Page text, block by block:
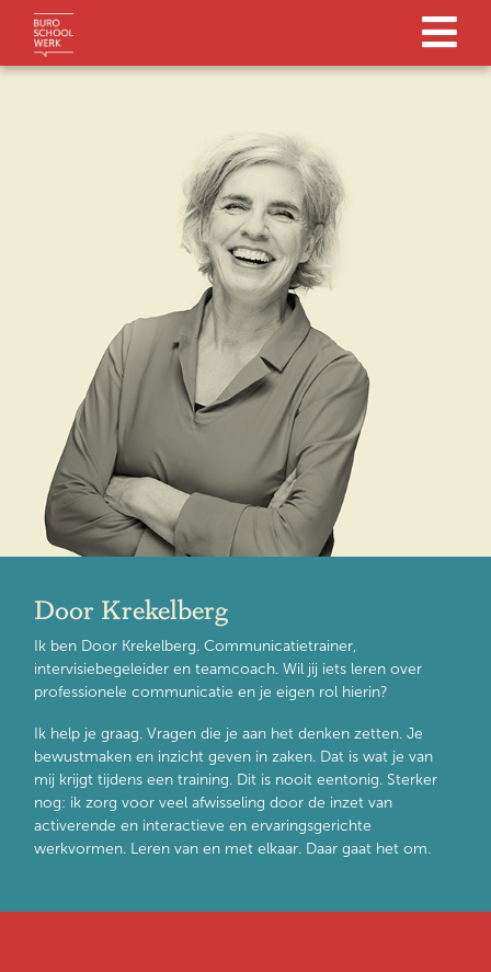
Door Krekelberg
Ik ben Door Krekelberg. Communicatietrainer,
intervisiebegeleider en teamcoach. Wil jij iets leren over
professionele communicatie en je eigen rol hierin?
Ik help je graag. Vragen die je aan het denken zetten. Je
bewustmaken en inzicht geven in zaken. Dat is wat je van
mij krijgt tijdens een training. Dit is nooit eentonig. Sterker
nog: ik zorg voor veel afwisseling door de inzet van
activerende en interactieve en ervaringsgerichte
werkvormen. Leren van en met elkaar. Daar gaat het om.